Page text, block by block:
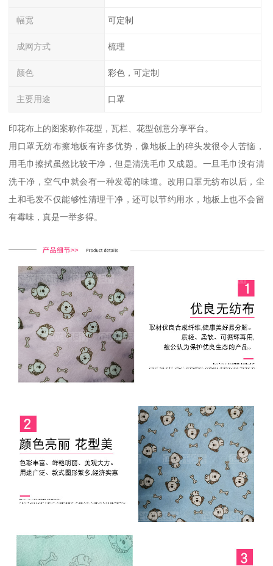
幅宽 可定制
成网方式 梳理
颜色 彩色，可定制
主要用途 口罩
印花布上的图案称作花型，瓦栏、花型创意分享平台。
用口罩无纺布擦地板有许多优势，像地板上的碎头发很令人苦恼，
用毛巾擦拭虽然比较干净，但是清洗毛巾又成题。一旦毛巾没有清
洗干净，空气中就会有一种发霉的味道。改用口罩无纺布以后，尘
土和毛发不仅能够性清理干净，还可以节约用水，地板上也不会留
有霉味，真是一举多得。